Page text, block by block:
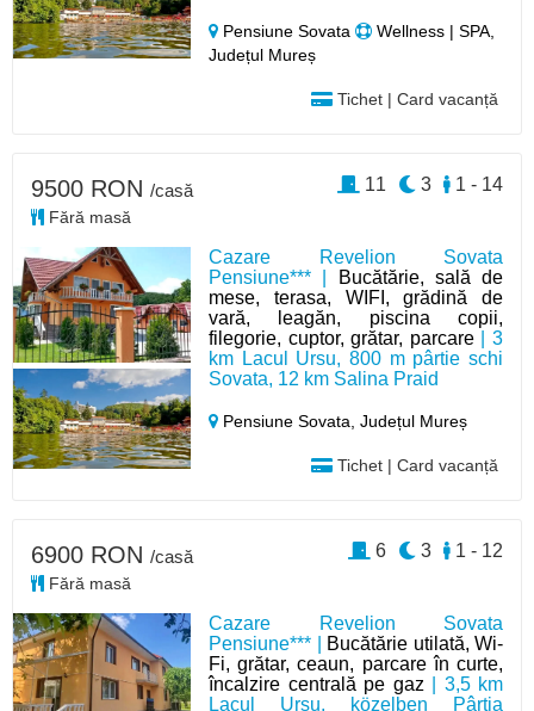
Pensiune Sovata
Wellness | SPA,
Județul Mureș
Tichet | Card vacanță
Cazare Revelion Sovata
Pensiune*** |
Bucătărie, sală de
mese, terasa, WIFI, grădină de
vară, leagăn, piscina copii,
filegorie, cuptor, grătar, parcare| 3
km Lacul Ursu, 800 m pârtie schi
Sovata, 12 km Salina Praid
Pensiune Sovata,Județul Mureș
Tichet | Card vacanță
9500 RON /casă
Fără masă
1 - 14
3
11
Cazare Revelion Sovata
Pensiune*** |
Bucătărie utilată, Wi-
Fi, grătar, ceaun, parcare în curte,
încalzire centrală pe gaz | 3,5 km
Lacul Ursu, közelben Pârtia
6900 RON /casă
Fără masă
1 - 12
3
6